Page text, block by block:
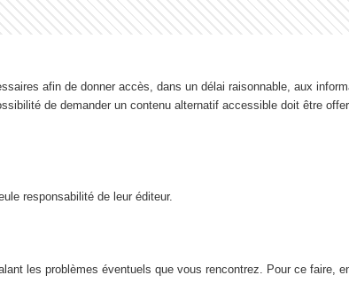
afin de donner accès, dans un délai raisonnable, aux
de demander un contenu alternatif accessible doit être
responsabilité de leur éditeur.
les problèmes éventuels que vous rencontrez. Pour ce faire,